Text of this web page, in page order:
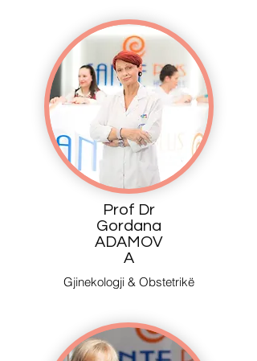
Prof Dr
Gordana
ADAMOV
A
Gjinekologji & Obstetrikë